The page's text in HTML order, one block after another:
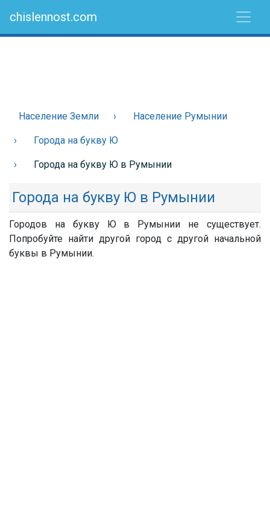
chislennost.com
Население Земли Население Румынии
Города на букву Ю
Города на букву Ю в Румынии
Города на букву Ю в Румынии
Городов на букву Ю в Румынии не существует.
Попробуйте найти другой город с другой начальной
буквы в Румынии.